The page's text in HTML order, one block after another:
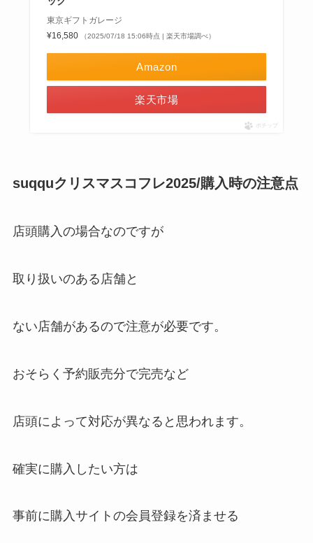
東京ギフトガレージ
¥16,580
（2025/07/18 15:06時点 | 楽天市場調べ）
Amazon
楽天市場
ポチップ
suqquクリスマスコフレ2025/購入時の注意点
店頭購入の場合なのですが
取り扱いのある店舗と
ない店舗があるので注意が必要です。
おそらく予約販売分で完売など
店頭によって対応が異なると思われます。
確実に購入したい方は
事前に購入サイトの会員登録を済ませる